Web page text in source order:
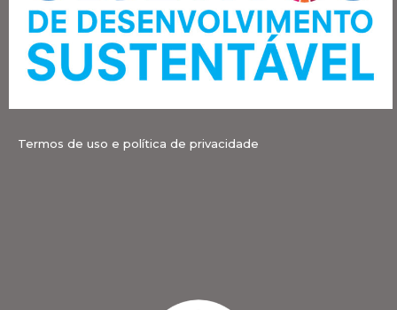
Termos de uso e política de privacidade